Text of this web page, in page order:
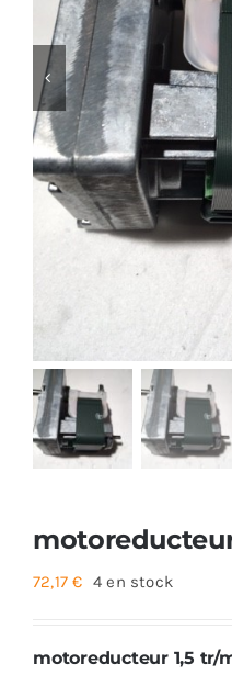
Foyers
Cuisinières
72,17€ 4 en stock
motoreducteur 1,5 tr/